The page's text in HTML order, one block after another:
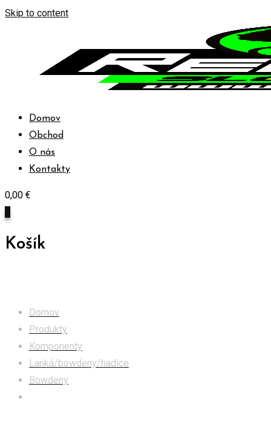
Skip to content
Domov
Obchod
O nás
Kontakty
0,00 €
Košík
Domov
Produkty
Komponenty
Lanká/bowdeny/hadice
Bowdeny